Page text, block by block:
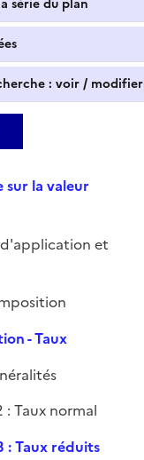
série du plan
: voir / modifier
sur la valeur
et
- Taux
: Taux normal
: Taux réduits